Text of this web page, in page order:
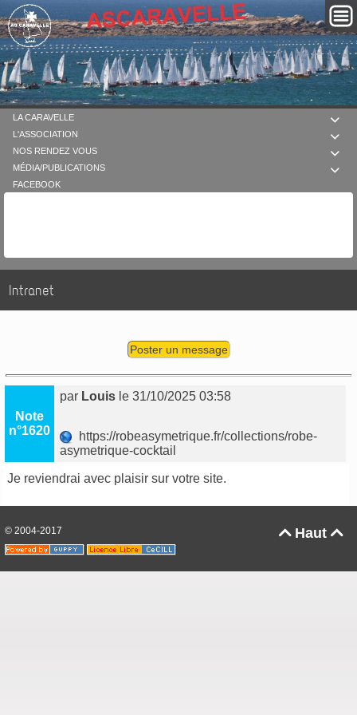

LA CARAVELLE

L'ASSOCIATION

NOS RENDEZ VOUS

MÉDIA/PUBLICATIONS
FACEBOOK
Intranet
Poster un message
Note
n°1620
par Louis le 31/10/2025 03:58
https://robeasymetrique.fr/collections/robe-
asymetrique-cocktail
Je reviendrai avec plaisir sur votre site.
Haut 
© 2004-2017